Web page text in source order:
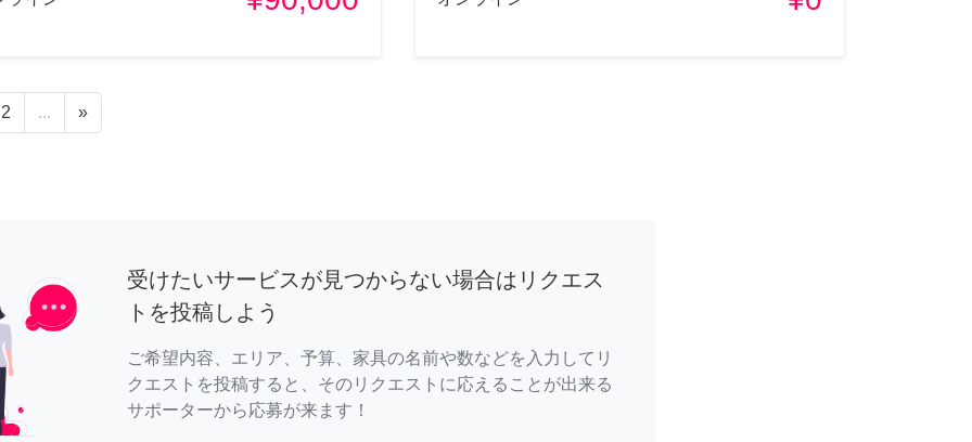
2 ... »
受けたいサービスが見つからない場合はリクエス
トを投稿しよう
ご希望内容、エリア、予算、家具の名前や数などを入力してリ
クエストを投稿すると、そのリクエストに応えることが出来る
サポーターから応募が来ます！